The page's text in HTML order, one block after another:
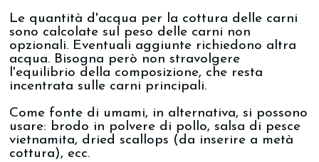
Le quantità d'acqua per la cottura delle carni
sono calcolate sul peso delle carni non
opzionali. Eventuali aggiunte richiedono altra
acqua. Bisogna però non stravolgere
l'equilibrio della composizione, che resta
incentrata sulle carni principali.
Come fonte di umami, in alternativa, si possono
usare: brodo in polvere di pollo, salsa di pesce
vietnamita, dried scallops (da inserire a metà
cottura), ecc.